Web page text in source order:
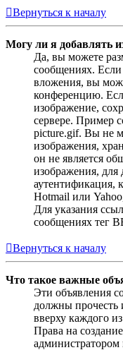
Вернуться к началу
Могу ли я добавлять
Да, вы можете
сообщениях. Если
вложения, вы
конференцию.
изображение,
сервере. Пример
picture.gif. Вы не
изображения,
он не является
изображения, для
аутентификация,
Hotmail или
Для указания
сообщениях тег
Вернуться к началу
Что такое важные
Эти объявления
должны прочесть
вверху каждого
Права на